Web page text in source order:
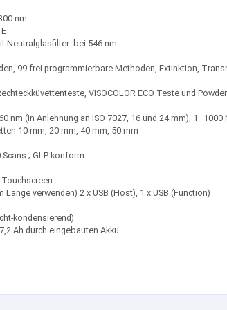
nm
Neutralglasfilter: bei 546 nm
99 frei programmierbare Methoden, Extinktion,
VISOCOLOR ECO Teste und Powder
(in Anlehnung an ISO 7027, 16 und 24 mm), 1–1000
10 mm, 20 mm, 40 mm, 50 mm
; GLP-konform
verwenden) 2 x USB (Host), 1 x USB (Function)
kondensierend)
Ah durch eingebauten Akku